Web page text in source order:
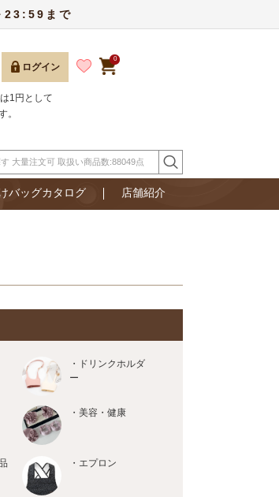
23:59まで
ログイン
0
1円として
。
バッグカタログ 店舗紹介
・ドリンクホルダ
ー
・美容・健康
・エプロン